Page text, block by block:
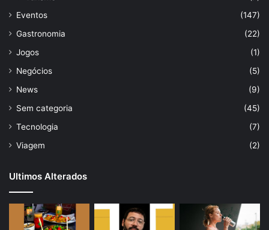
Eventos
(147)
Gastronomia
(22)
Jogos
(1)
Negócios
(5)
News
(9)
Sem categoria
(45)
Tecnologia
(7)
Viagem
(2)
Ultimos Alterados